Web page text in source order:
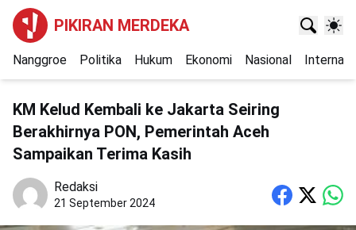
PIKIRAN MERDEKA
Nanggroe Politika Hukum Ekonomi Nasional
KM Kelud Kembali ke Jakarta Seiring
Berakhirnya PON, Pemerintah Aceh
Sampaikan Terima Kasih
Redaksi
21 September 2024